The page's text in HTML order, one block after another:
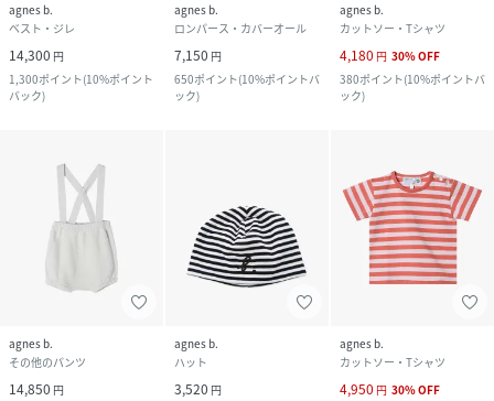
agnes b.
ベスト・ジレ
14,300 円
1,300ポイント(10%ポイント
バック)
agnes b.
ロンパース・カバーオール
7,150 円
650ポイント(10%ポイントバ
ック)
agnes b.
カットソー・Tシャツ
4,180 円 30%OFF
380ポイント(10%ポイントバ
ック)
agnes b.
その他のパンツ
14,850 円
agnes b.
ハット
3,520 円
agnes b.
カットソー・Tシャツ
4,950 円 30%OFF